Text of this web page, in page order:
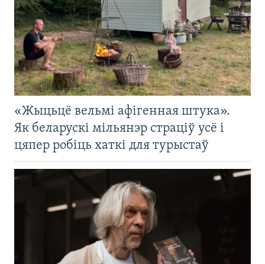
«Жыцьцё вельмі афігенная штука».
Як беларускі мільянэр страціў усё і
цяпер робіць хаткі для турыстаў